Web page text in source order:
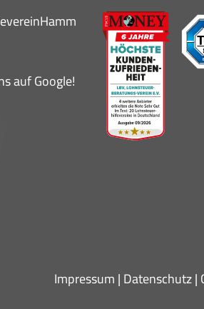
auf Google!
Impressum|Datenschutz|